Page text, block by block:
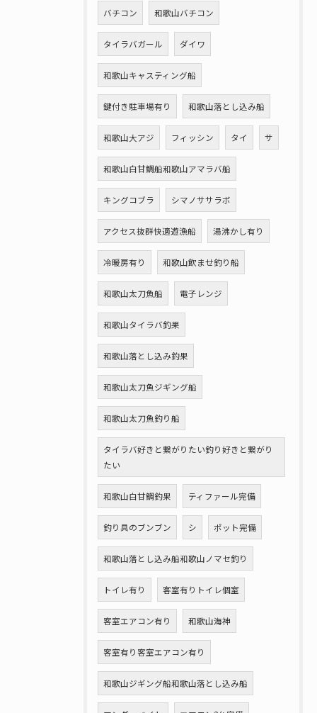
バチコン 和歌山バチコン
タイラバガール ダイワ
和歌山キャスティング船
鍵付き駐車場有り 和歌山落とし込み船
和歌山大アジ フィッシン タイ サ
和歌山白甘鯛船和歌山アマラバ船
キングコブラ シマノササラボ
アクセス抜群快適遊漁船 湯沸かし有り
冷暖房有り 和歌山飲ませ釣り船
和歌山太刀魚船 電子レンジ
和歌山タイラバ釣果
和歌山落とし込み釣果
和歌山太刀魚ジギング船
和歌山太刀魚釣り船
タイラバ好きと繋がりたい釣り好きと繋がり
たい
和歌山白甘鯛釣果 ティファール完備
釣り具のブンブン シ ポット完備
和歌山落とし込み船和歌山ノマセ釣り
トイレ有り 客室有りトイレ個室
客室エアコン有り 和歌山海神
客室有り客室エアコン有り
和歌山ジギング船和歌山落とし込み船